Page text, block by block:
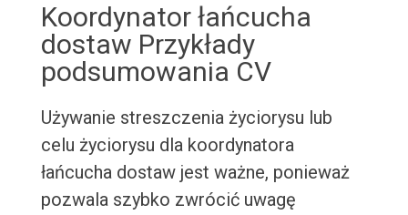
Koordynator łańcucha
dostaw Przykłady
podsumowania CV
Używanie streszczenia życiorysu lub
celu życiorysu dla koordynatora
łańcucha dostaw jest ważne, ponieważ
pozwala szybko zwrócić uwagę